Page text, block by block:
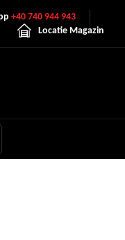
+40 740 944 943
Locatie Magazin